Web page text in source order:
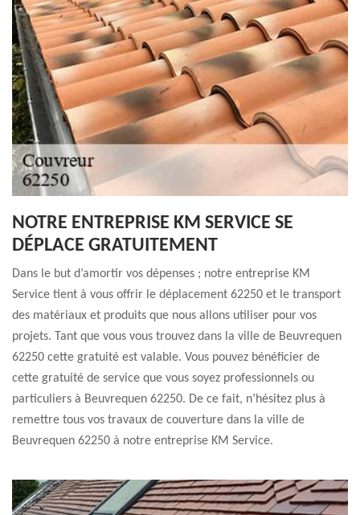
NOTRE ENTREPRISE KM SERVICE SE
DÉPLACE GRATUITEMENT
Dans le but d’amortir vos dépenses ; notre entreprise KM
Service tient à vous offrir le déplacement 62250 et le transport
des matériaux et produits que nous allons utiliser pour vos
projets. Tant que vous vous trouvez dans la ville de Beuvrequen
62250 cette gratuité est valable. Vous pouvez bénéficier de
cette gratuité de service que vous soyez professionnels ou
particuliers à Beuvrequen 62250. De ce fait, n’hésitez plus à
remettre tous vos travaux de couverture dans la ville de
Beuvrequen 62250 à notre entreprise KM Service.